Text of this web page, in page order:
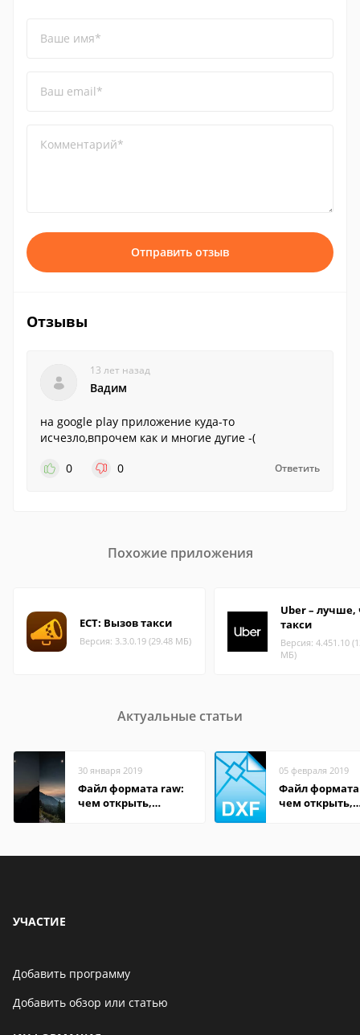
Ваше имя*
Ваш email*
Комментарий*
Отправить отзыв
Отзывы
13 лет назад
Вадим
на google play приложение куда-то
исчезло,впрочем как и многие дугие -(
0
0 Ответить
Похожие приложения
ЕСТ: Вызов такси
Версия: 3.3.0.19 (29.48 МБ)
Uber –
такси
Версия: 4.451.10
МБ)
Актуальные статьи
30 января 2019
Файл формата raw:
чем открыть,
05 февраля 2019
Файл формата
чем открыть,
УЧАСТИЕ
Добавить программу
Добавить обзор или статью